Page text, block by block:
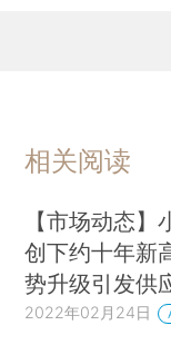
相关阅读
【市场动态
创下约十年新
势升级引发供
2022年02月24日